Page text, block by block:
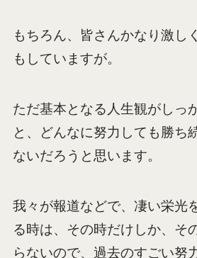
もちろん、皆さんかなり激し
もしていますが。
ただ基本となる人生観がしっ
と、どんなに努力しても勝ち
ないだろうと思います。
我々が報道などで、凄い栄光
る時は、その時だけしか、そ
らないので、過去のすごい努